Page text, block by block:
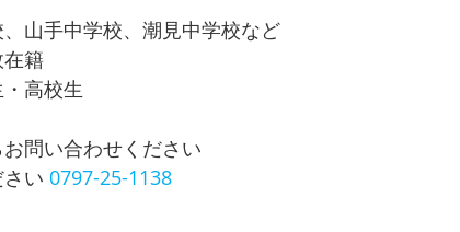
山手中学校、潮見中学校など
籍
高校生
問い合わせください
い 0797-25-1138